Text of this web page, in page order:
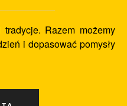
Razem możemy
i dopasować pomysły